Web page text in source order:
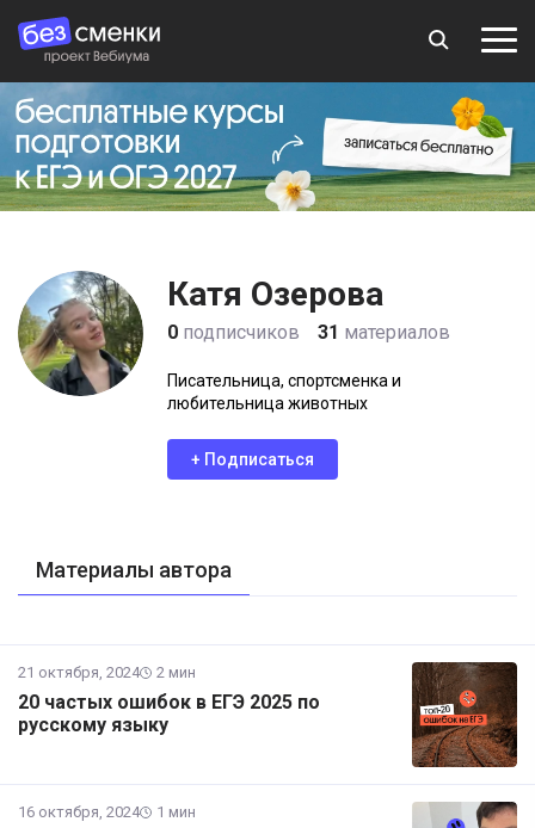
Катя Озерова
0 подписчиков 31 материалов
Писательница, спортсменка и
любительница животных
+ Подписаться
Материалы автора
21 октября, 2024 2 мин
20 частых ошибок в ЕГЭ 2025 по
русскому языку
16 октября, 2024 1 мин